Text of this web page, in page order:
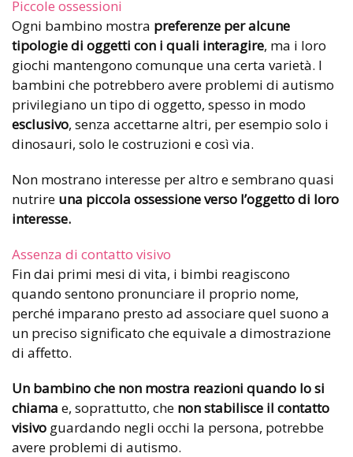
Piccole ossessioni
Ogni bambino mostra preferenze per alcune
tipologie di oggetti con i quali interagire, ma i loro
giochi mantengono comunque una certa varietà. I
bambini che potrebbero avere problemi di autismo
privilegiano un tipo di oggetto, spesso in modo
esclusivo, senza accettarne altri, per esempio solo i
dinosauri, solo le costruzioni e così via.
Non mostrano interesse per altro e sembrano quasi
nutrire una piccola ossessione verso l’oggetto di loro
interesse.
Assenza di contatto visivo
Fin dai primi mesi di vita, i bimbi reagiscono
quando sentono pronunciare il proprio nome,
perché imparano presto ad associare quel suono a
un preciso significato che equivale a dimostrazione
di affetto.
Un bambino che non mostra reazioni quando lo si
chiama e, soprattutto, che non stabilisce il contatto
visivo guardando negli occhi la persona, potrebbe
avere problemi di autismo.